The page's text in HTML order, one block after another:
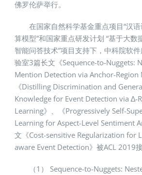
佛罗伦萨举行。
在国家自然科学基金重点项目“汉
算模型”和国家重点研发计划 “基于大数
智能问答技术”项目支持下，中科院软
验室3篇长文《Sequence-to-Nuggets:
Mention Detection via Anchor-Region
《Distilling Discrimination and
Knowledge for Event Detection via ∆-
Learning》、《Progressively Self-
Learning for Aspect-Level Sentiment
文《Cost-sensitive Regularization for
aware Event Detection》被ACL 2019接
（1） Sequence-to-Nuggets: